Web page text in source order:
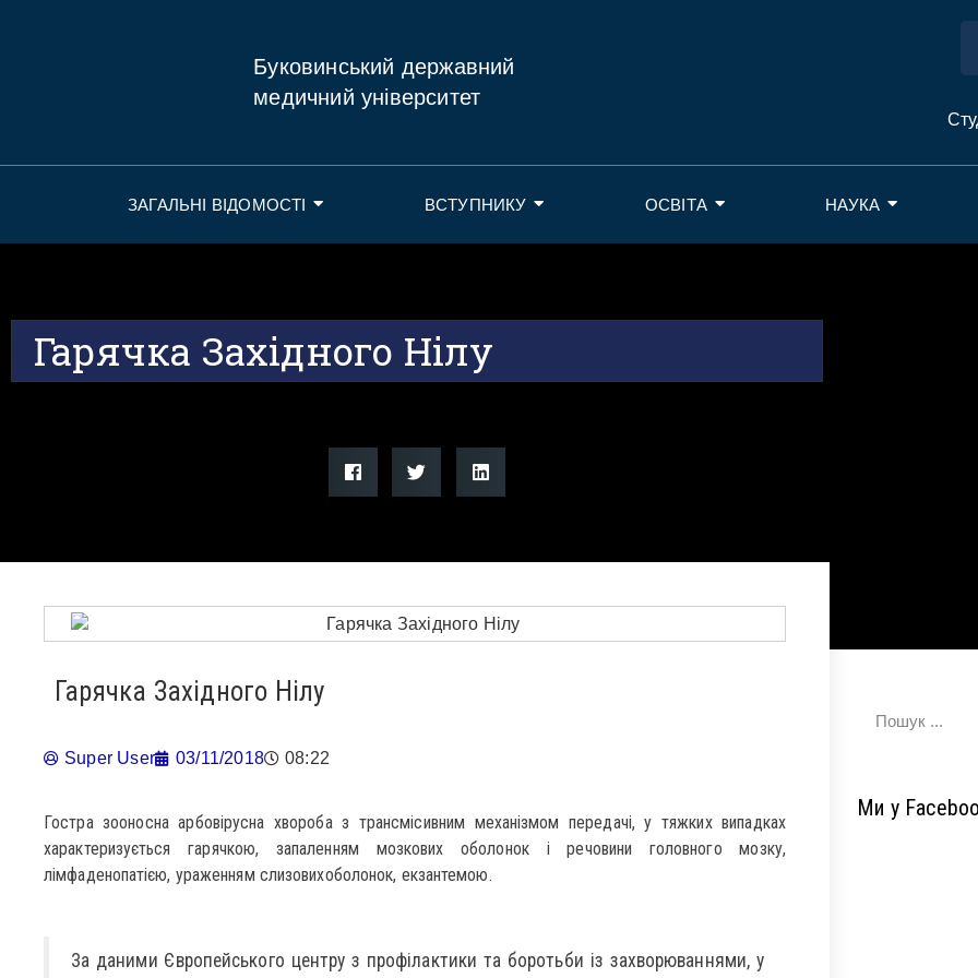
Буковинський державний
медичний університет
ЗАГАЛЬНІ ВІДОМОСТІ ВСТУПНИКУ ОСВІТА НАУКА
Гарячка Західного Нілу
Гарячка Західного Нілу
Super User 03/11/2018 08:22
Гостра зооносна арбовірусна хвороба з трансмісивним механізмом передачі, у тяжких випадках
характеризується гарячкою, запаленням мозкових оболонок і речовини головного мозку,
лімфаденопатією, ураженням слизовихоболонок, екзантемою.
За даними Європейського центру з профілактики та боротьби із захворюваннями, у
Ми у